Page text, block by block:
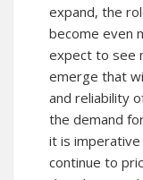
expand, the
become even
expect to see
emerge that
and reliability
the demand
it is
continue to